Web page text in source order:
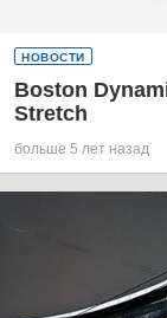
НОВОСТИ
Boston
Stretch
больше 5 лет назад